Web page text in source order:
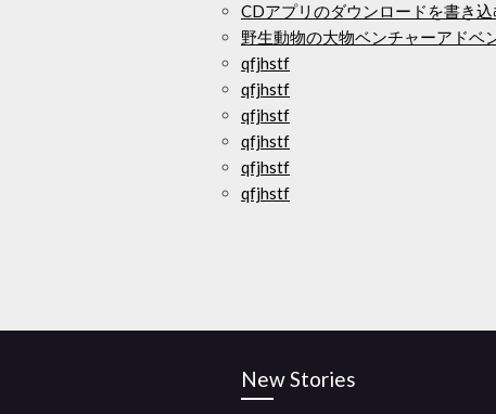
CDアプリのダウンロードを書き込
野生動物の大物ベンチャーアドベ
qfjhstf
qfjhstf
qfjhstf
qfjhstf
qfjhstf
qfjhstf
New Stories